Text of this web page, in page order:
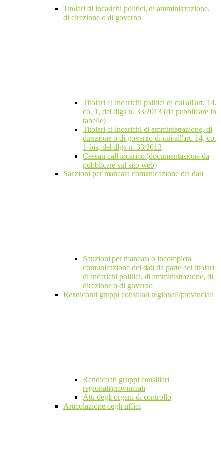
Titolari di incarichi politici, di amministrazione,
di direzione o di governo
Titolari di incarichi politici di cui all'art. 14,
co. 1, del dlgs n. 33/2013 (da pubblicare in
tabelle)
Titolari di incarichi di amministrazione, di
direzione o di governo di cui all'art. 14, co.
1-bis, del dlgs n. 33/2013
Cessati dall'incarico (documentazione da
pubblicare sul sito web)
Sanzioni per mancata comunicazione dei dati
Sanzioni per mancata o incompleta
comunicazione dei dati da parte dei titolari
di incarichi politici, di amministrazione, di
direzione o di governo
Rendiconti gruppi consiliari regionali/provinciali
Rendiconti gruppi consiliari
regionali/provinciali
Atti degli organi di controllo
Articolazione degli uffici